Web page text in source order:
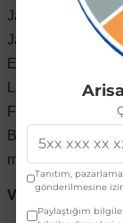
Jant genişliği
Jant çapı
ET değeri
Lastik ölçüsü
Fren kaliperi
Bu ölçülerden
montaj sorunları
Volkswagen
Tanıtım,
gönderilmesine
Paylaştığım